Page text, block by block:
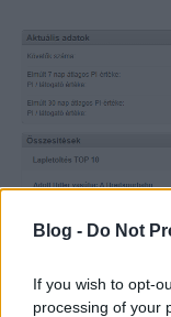
Blog - Do Not
If you wish to opt-
processing of your